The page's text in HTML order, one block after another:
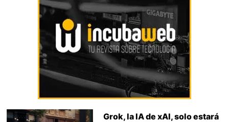
Grok, la IA de xAI, solo estará